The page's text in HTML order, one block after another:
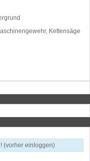
Kettensäge
(vorher einloggen)